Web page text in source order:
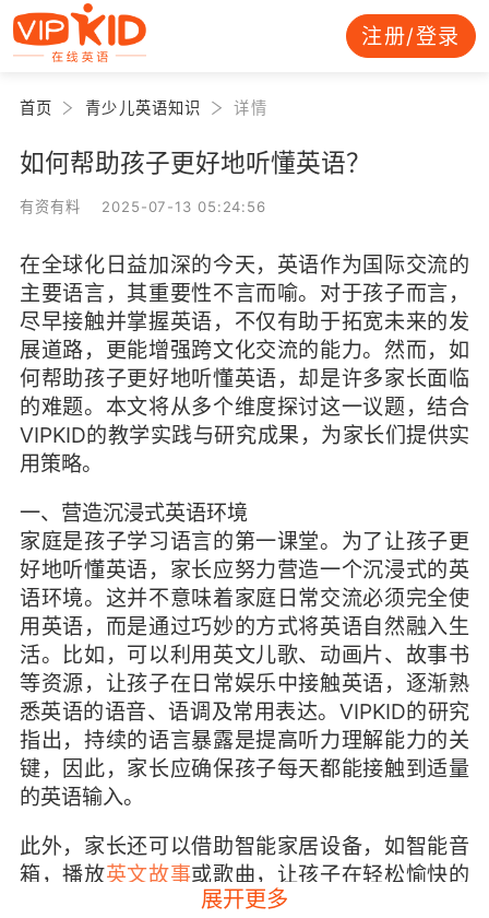
注册/登录
首页 青少儿英语知识 详情
如何帮助孩子更好地听懂英语？
有资有料 2025-07-13 05:24:56
在全球化日益加深的今天，英语作为国际交流的
主要语言，其重要性不言而喻。对于孩子而言，
尽早接触并掌握英语，不仅有助于拓宽未来的发
展道路，更能增强跨文化交流的能力。然而，如
何帮助孩子更好地听懂英语，却是许多家长面临
的难题。本文将从多个维度探讨这一议题，结合
VIPKID的教学实践与研究成果，为家长们提供实
用策略。
一、营造沉浸式英语环境
家庭是孩子学习语言的第一课堂。为了让孩子更
好地听懂英语，家长应努力营造一个沉浸式的英
语环境。这并不意味着家庭日常交流必须完全使
用英语，而是通过巧妙的方式将英语自然融入生
活。比如，可以利用英文儿歌、动画片、故事书
等资源，让孩子在日常娱乐中接触英语，逐渐熟
悉英语的语音、语调及常用表达。VIPKID的研究
指出，持续的语言暴露是提高听力理解能力的关
键，因此，家长应确保孩子每天都能接触到适量
的英语输入。
此外，家长还可以借助智能家居设备，如智能音
箱，播放英文故事或歌曲，让孩子在轻松愉快的
氛围中“磨耳朵”。重要的是，要让孩子感受到学
展开更多